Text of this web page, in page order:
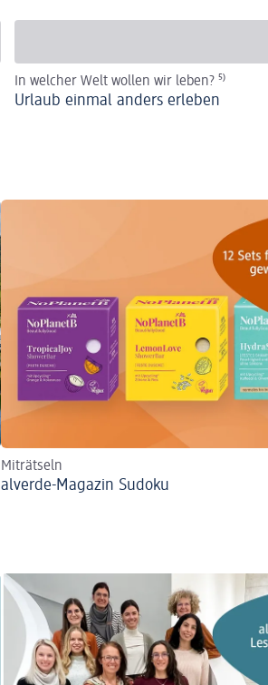
In welcher Welt wollen wir leben? ⁵⁾
Urlaub einmal anders erleben
Miträtseln
alverde-Magazin Sudoku